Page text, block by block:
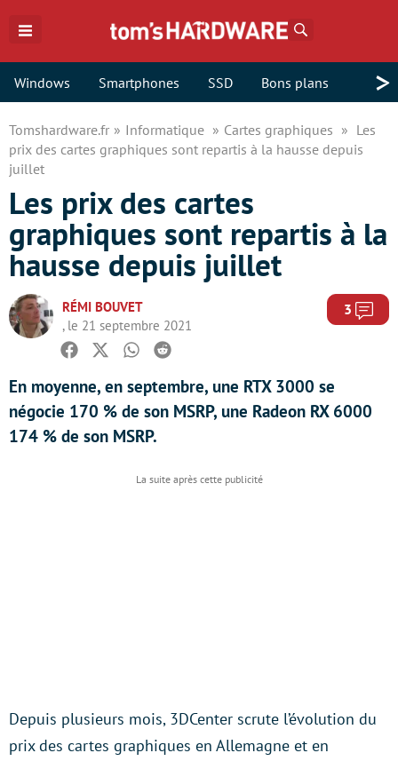
Windows Smartphones SSD Bons plans >
Tomshardware.fr Informatique Cartes graphiques
Les
prix des cartes graphiques sont repartis à la hausse depuis
juillet
Les prix des cartes
graphiques sont repartis à la
hausse depuis juillet
RÉMI BOUVET
, le 21 septembre 2021
3
Facebook
TwitterWhatsapp
Reddit
En moyenne, en septembre, une RTX 3000 se
négocie 170 % de son MSRP, une Radeon RX 6000
174 % de son MSRP.
Depuis plusieurs mois, 3DCenter scrute l’évolution du
prix des cartes graphiques en Allemagne et en